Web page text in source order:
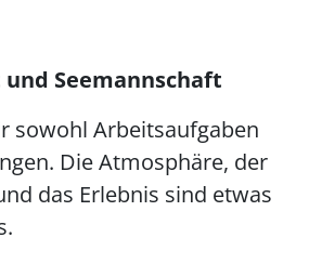
Seemannschaft
sowohl Arbeitsaufgaben
Die Atmosphäre, der
das Erlebnis sind etwas